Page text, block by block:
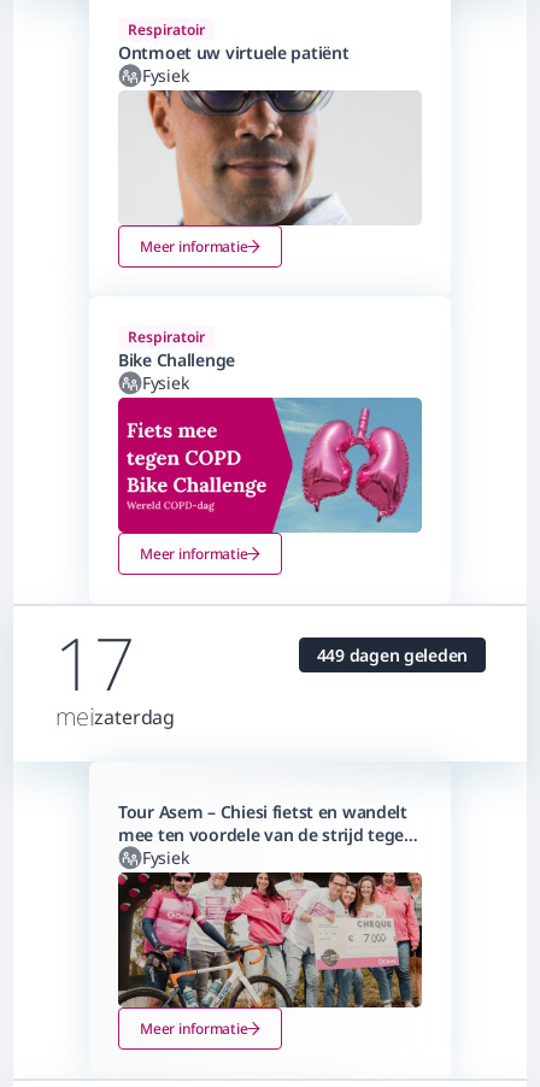
Respiratoir
Ontmoet uw virtuele patiënt
Fysiek
Meer informatie
Respiratoir
Bike Challenge
Fysiek
Meer informatie
17
meizaterdag
449 dagen geleden
Tour Asem – Chiesi fietst en wandelt
mee ten voordele van de strijd tegen
longaandoeningen
Fysiek
Meer informatie